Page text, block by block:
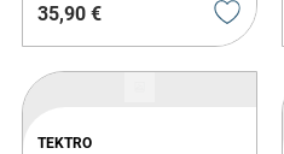
35,90 €
TEKTRO